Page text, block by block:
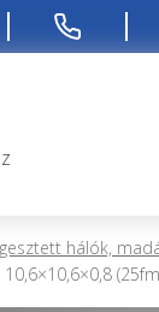
hálók,